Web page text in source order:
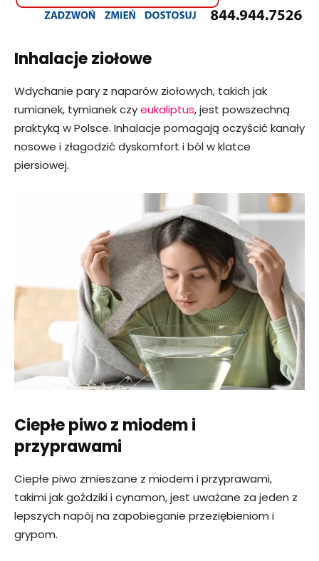
Inhalacje ziołowe
Wdychanie pary z naparów ziołowych, takich jak
rumianek, tymianek czyeukaliptus, jest powszechną
praktyką w Polsce. Inhalacje pomagają oczyścić kanały
nosowe i złagodzić dyskomfort i ból w klatce
piersiowej.
Ciepłe piwo z miodem i
przyprawami
Ciepłe piwo zmieszane z miodem i przyprawami,
takimi jak goździki i cynamon, jest uważane za jeden z
lepszych napój na zapobieganie przeziębieniom i
grypom.